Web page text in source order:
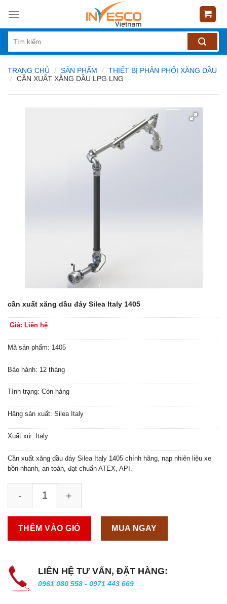
content
TRANG CHỦ / SẢN PHẨM / THIẾT BỊ PHÂN PHỐI XĂNG DẦU
/ CẦN XUẤT XĂNG DẦU LPG LNG
cần xuất xăng dầu đáy Silea Italy 1405
Giá: Liên hệ
Mã sản phẩm: 1405
Bảo hành: 12 tháng
Tình trạng: Còn hàng
Hãng sản xuất: Silea Italy
Xuất xứ: Italy
Cần xuất xăng dầu đáy Silea Italy 1405 chính hãng, nạp nhiên liệu xe
bồn nhanh, an toàn, đạt chuẩn ATEX, API.
THÊM VÀO GIỎ MUA NGAY
LIÊN HỆ TƯ VẤN, ĐẶT HÀNG:
0961 080 558 - 0971 443 669